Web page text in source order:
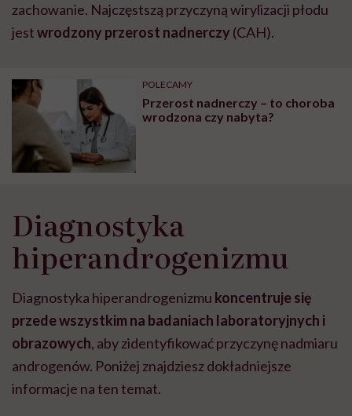
zachowanie. Najczęstszą przyczyną wirylizacji płodu
jestwrodzony przerost nadnerczy (CAH).
POLECAMY
Przerost nadnerczy – to choroba
wrodzona czy nabyta?
Diagnostyka
hiperandrogenizmu
Diagnostyka hiperandrogenizmu koncentruje się
przede wszystkim na badaniach laboratoryjnych i
obrazowych, aby zidentyfikować przyczynę nadmiaru
androgenów. Poniżej znajdziesz dokładniejsze
informacje na ten temat.